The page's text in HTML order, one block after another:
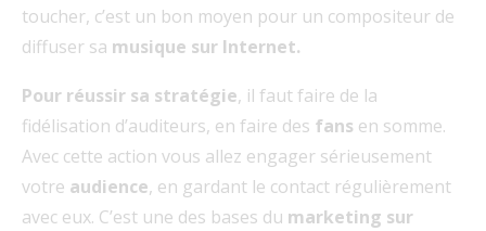
toucher, c’est un bon moyen pour un compositeur de
diffuser sa musique sur Internet.
Pour réussir sa stratégie, il faut faire de la
fidélisation d’auditeurs, en faire des fans en somme.
Avec cette action vous allez engager sérieusement
votre audience, en gardant le contact régulièrement
avec eux. C’est une des bases du marketing sur